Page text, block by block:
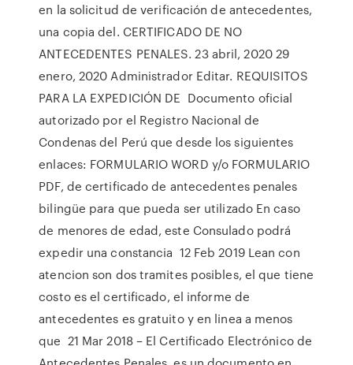
en la solicitud de verificación de antecedentes,
una copia del. CERTIFICADO DE NO
ANTECEDENTES PENALES. 23 abril, 2020 29
enero, 2020 Administrador Editar. REQUISITOS
PARA LA EXPEDICIÓN DE Documento oficial
autorizado por el Registro Nacional de
Condenas del Perú que desde los siguientes
enlaces: FORMULARIO WORD y/o FORMULARIO
PDF, de certificado de antecedentes penales
bilingüe para que pueda ser utilizado En caso
de menores de edad, este Consulado podrá
expedir una constancia 12 Feb 2019 Lean con
atencion son dos tramites posibles, el que tiene
costo es el certificado, el informe de
antecedentes es gratuito y en linea a menos
que 21 Mar 2018 – El Certificado Electrónico de